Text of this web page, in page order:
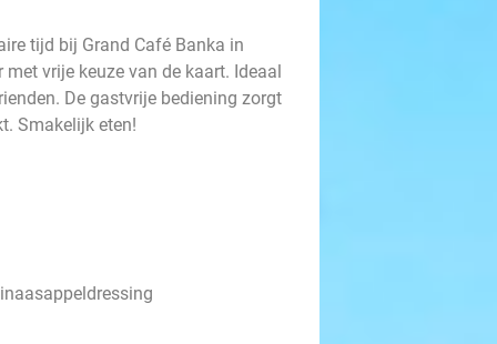
tijd bij Grand Café Banka in
vrije keuze van de kaart. Ideaal
De gastvrije bediening zorgt
Smakelijk eten!